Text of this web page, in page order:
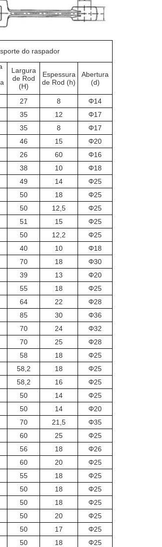
do raspador
Largura
de Rod
(H)
Espessura
de Rod (h)
Abertura
(d)
27 8
Φ14
35 12
Φ17
35 8
Φ17
46 15
Φ20
26 60
Φ16
38 10
Φ18
49 14
Φ25
50 18
Φ25
50 12,5
Φ25
51 15
Φ25
50 12,2
Φ25
40 10
Φ18
70 18
Φ30
39 13
Φ20
55 18
Φ25
64 22
Φ28
85 30
Φ36
70 24
Φ32
70 25
Φ28
58 18
Φ25
58,2 18
Φ25
58,2 16
Φ25
50 14
Φ25
50 14
Φ20
70 21,5
Φ35
60 25
Φ25
56 18
Φ26
60 20
Φ25
55 18
Φ25
50 18
Φ25
50 18
Φ25
50 20
Φ25
50 17
Φ25
50 18
Φ25